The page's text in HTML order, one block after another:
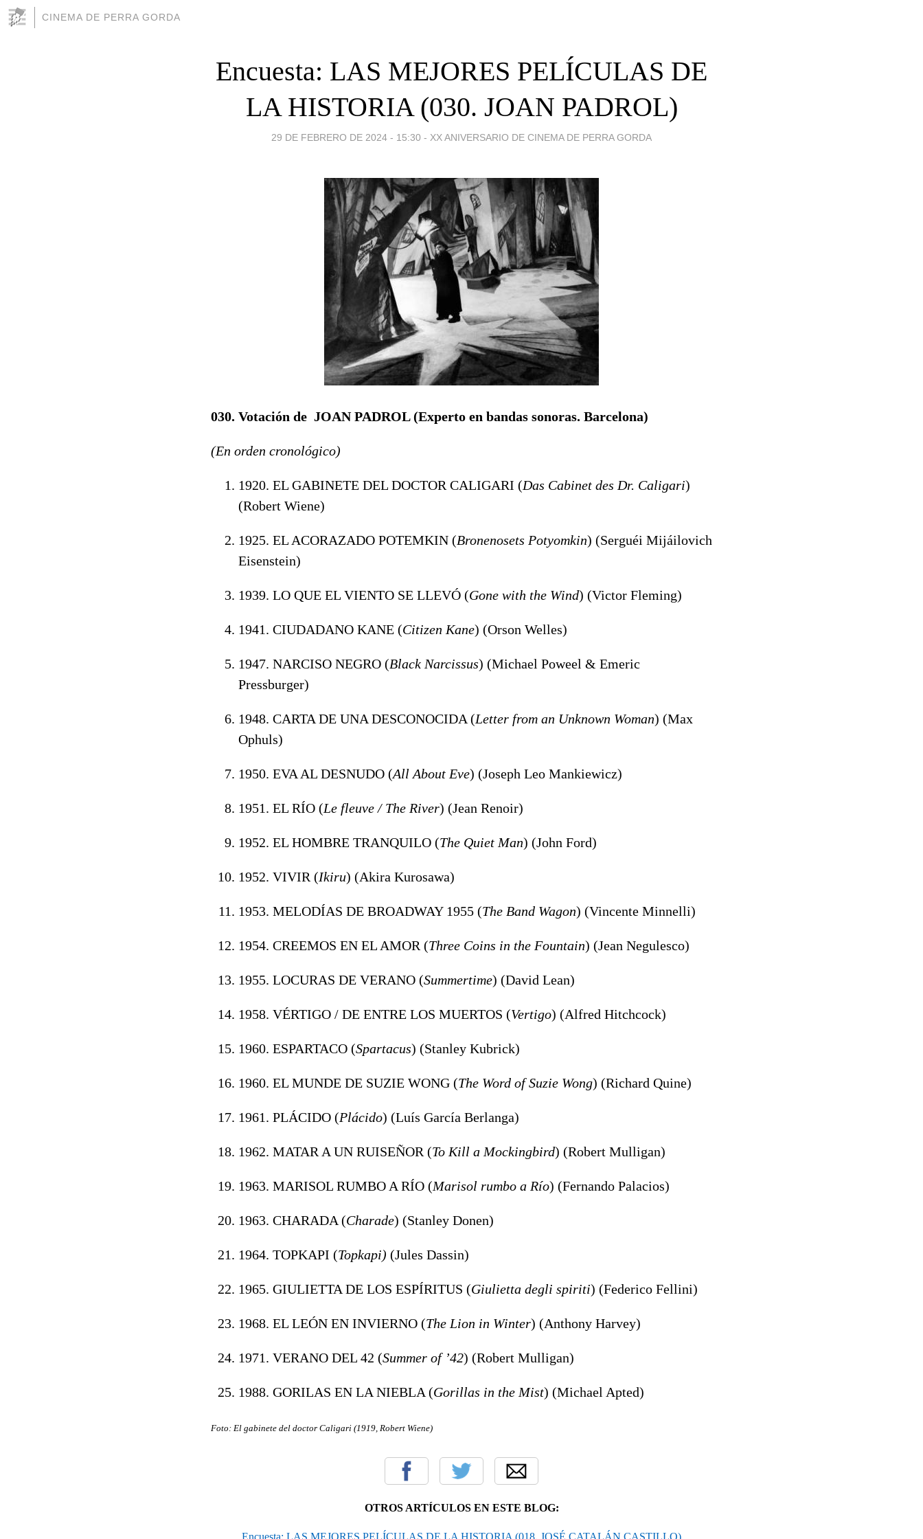
CINEMA DE PERRA GORDA
Encuesta: LAS MEJORES PELÍCULAS DE
LA HISTORIA (030. JOAN PADROL)
29 DE FEBRERO DE 2024 - 15:30 - XX ANIVERSARIO DE CINEMA DE PERRA GORDA
030. Votación de JOAN PADROL (Experto en bandas sonoras. Barcelona)
(En orden cronológico)
1920. EL GABINETE DEL DOCTOR CALIGARI (Das Cabinet des Dr. Caligari)
(Robert Wiene)
1925. EL ACORAZADO POTEMKIN (Bronenosets Potyomkin) (Serguéi Mijáilovich
Eisenstein)
1939. LO QUE EL VIENTO SE LLEVÓ (Gone with the Wind) (Victor Fleming)
1941. CIUDADANO KANE (Citizen Kane) (Orson Welles)
1947. NARCISO NEGRO (Black Narcissus) (Michael Poweel & Emeric
Pressburger)
1948. CARTA DE UNA DESCONOCIDA (Letter from an Unknown Woman) (Max
Ophuls)
1950. EVA AL DESNUDO (All About Eve) (Joseph Leo Mankiewicz)
1951. EL RÍO (Le fleuve / The River) (Jean Renoir)
1952. EL HOMBRE TRANQUILO (The Quiet Man) (John Ford)
1952. VIVIR (Ikiru) (Akira Kurosawa)
1953. MELODÍAS DE BROADWAY 1955 (The Band Wagon) (Vincente Minnelli)
1954. CREEMOS EN EL AMOR (Three Coins in the Fountain) (Jean Negulesco)
1955. LOCURAS DE VERANO (Summertime) (David Lean)
1958. VÉRTIGO / DE ENTRE LOS MUERTOS (Vertigo) (Alfred Hitchcock)
1960. ESPARTACO (Spartacus) (Stanley Kubrick)
1960. EL MUNDE DE SUZIE WONG (The Word of Suzie Wong) (Richard Quine)
1961. PLÁCIDO (Plácido) (Luís García Berlanga)
1962. MATAR A UN RUISEÑOR (To Kill a Mockingbird) (Robert Mulligan)
1963. MARISOL RUMBO A RÍO (Marisol rumbo a Río) (Fernando Palacios)
1963. CHARADA (Charade) (Stanley Donen)
1964. TOPKAPI (Topkapi) (Jules Dassin)
1965. GIULIETTA DE LOS ESPÍRITUS (Giulietta degli spiriti) (Federico Fellini)
1968. EL LEÓN EN INVIERNO (The Lion in Winter) (Anthony Harvey)
1971. VERANO DEL 42 (Summer of ’42) (Robert Mulligan)
1988. GORILAS EN LA NIEBLA (Gorillas in the Mist) (Michael Apted)
Foto: El gabinete del doctor Caligari (1919, Robert Wiene)
OTROS ARTÍCULOS EN ESTE BLOG:
Encuesta: LAS MEJORES PELÍCULAS DE LA HISTORIA (018. JOSÉ CATALÁN CASTILLO)